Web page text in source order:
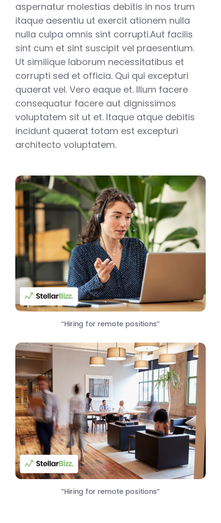
aspernatur molestias debitis in nos trum
itaque aesentiu ut exercit ationem nulla
nulla culpa omnis sint corrupti.Aut facilis
sint cum et sint suscipit vel praesentium.
Ut similique laborum necessitatibus et
corrupti sed et officia. Qui qui excepturi
quaerat vel. Vero eaque et. Illum facere
consequatur facere aut dignissimos
voluptatem sit ut et. Itaque atque debitis
incidunt quaerat totam est excepturi
architecto voluptatem.
“Hiring for remote positions”
“Hiring for remote positions”